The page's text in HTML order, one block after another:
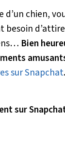
chien,
besoin
Bien
sur Snapchat.
sur